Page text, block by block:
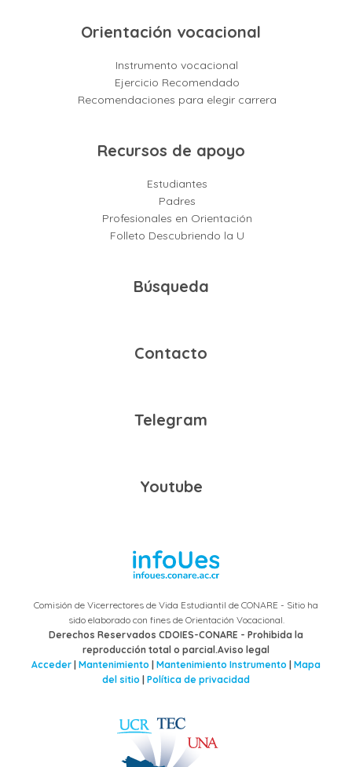
Orientación vocacional
Instrumento vocacional
Ejercicio Recomendado
Recomendaciones para elegir carrera
Recursos de apoyo
Estudiantes
Padres
Profesionales en Orientación
Folleto Descubriendo la U
Búsqueda
Contacto
Telegram
Youtube
Comisión de Vicerrectores de Vida Estudiantil de CONARE - Sitio ha
sido elaborado con fines de Orientación Vocacional.
Derechos Reservados CDOIES-CONARE - Prohibida la
reproducción total o parcial.Aviso legal
Acceder Mantenimiento Mantenimiento Instrumento Mapa
del sitio Política de privacidad